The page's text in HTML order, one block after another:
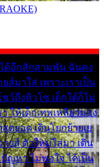
ด้อีกสักสามพัน ฉันคง
ส์มาใส่ เพราะเราเป็น
ชว์ถึงหิวโซ เด็กใต้ก็ไม่
ให้เด็กเทพเหลียวมอง
ดยอด เดินโยกย้ายเย
ยส์ ตัวใหม่ใส่มา เดิน
ญหา ไม่พอใจ ได้เป็น